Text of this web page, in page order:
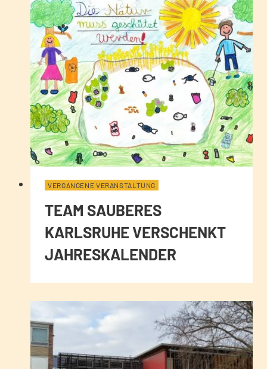
VERGANGENE VERANSTALTUNG
TEAM SAUBERES
KARLSRUHE VERSCHENKT
JAHRESKALENDER